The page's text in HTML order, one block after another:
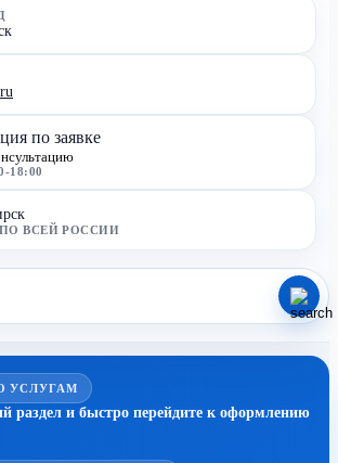
по заявке
18:00
ВСЕЙ РОССИИ
УСЛУГАМ
раздел и быстро перейдите к оформлению